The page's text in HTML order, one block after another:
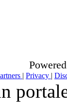
| Privacy |